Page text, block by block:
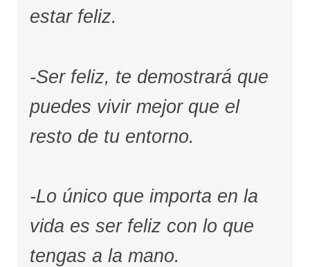
estar feliz.
-Ser feliz, te demostrará que
puedes vivir mejor que el
resto de tu entorno.
-Lo único que importa en la
vida es ser feliz con lo que
tengas a la mano.